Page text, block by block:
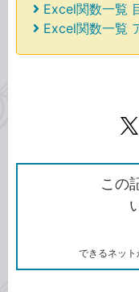
Excel関数一覧
Excel関数一覧
この
できるネット